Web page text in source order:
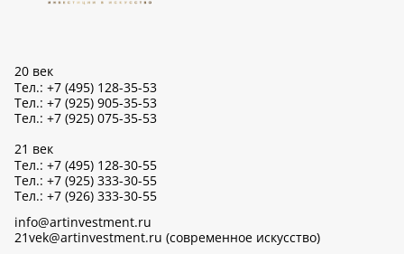
20 век
Тел.: +7 (495) 128-35-53
Тел.: +7 (925) 905-35-53
Тел.: +7 (925) 075-35-53
21 век
Тел.: +7 (495) 128-30-55
Тел.: +7 (925) 333-30-55
Тел.: +7 (926) 333-30-55
info@artinvestment.ru
21vek@artinvestment.ru (современное искусство)